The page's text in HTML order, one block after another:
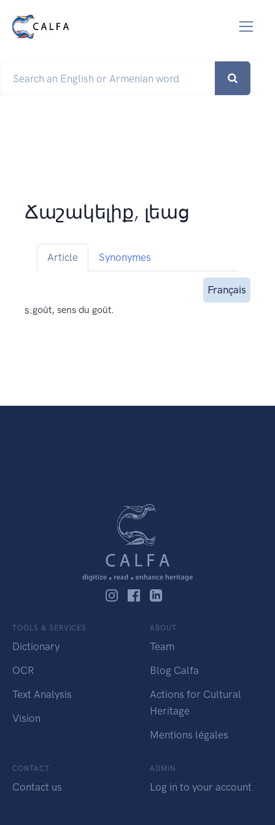
Ճաշակելիք, լեաց
Article Synonymes
Français
s.goût, sens du goût.
TOOLS & SERVICES
Dictionary
OCR
Text Analysis
Vision
ABOUT
Team
Blog Calfa
Actions for Cultural
Heritage
Mentions légales
CONTACT
Contact us
ADMIN
Log in to your account